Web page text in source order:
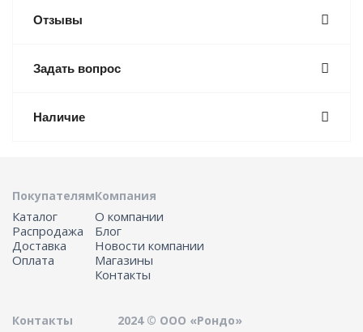
Отзывы
Задать вопрос
Наличие
Покупателям
Каталог
Распродажа
Доставка
Оплата
Компания
О компании
Блог
Новости компании
Магазины
Контакты
Контакты 2024 © ООО «Рондо»